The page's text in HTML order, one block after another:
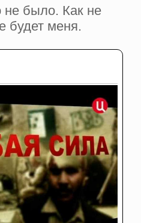
не было. Как не
будет меня.